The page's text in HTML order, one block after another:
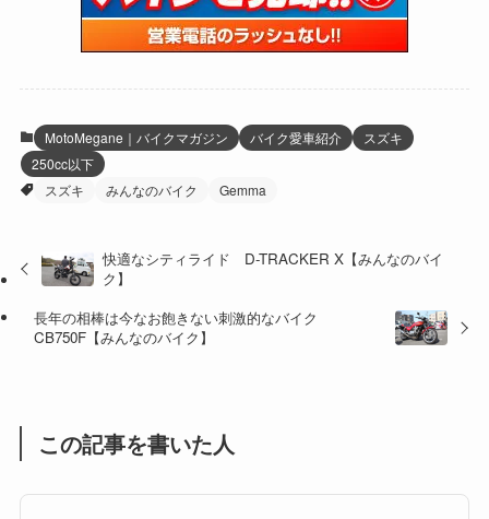
(109)
(5) (5)
(60)
(38)
(59)
(47)
(1)
(41)
(16)
(20)
(16)
MotoMegane｜バイクマガジン バイク愛車紹介
スズキ
250cc以下
スズキ
みんなのバイク Gemma
快適なシティライド D-TRACKER X【みんなのバイ
ク】
長年の相棒は今なお飽きない刺激的なバイク
CB750F【みんなのバイク】
この記事を書いた人